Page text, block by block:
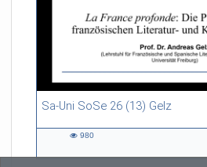
Sa-Uni SoSe 26 (13) Gelz
55:13 duration
980